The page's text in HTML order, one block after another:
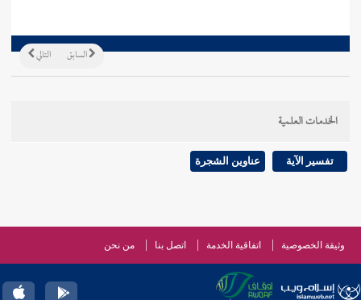
التالي السابق
الخدمات العلمية
تفسير الآية عناوين الشجرة
وثيقة الخصوصية اتفاقية الخدمة اتصل بنا من نحن